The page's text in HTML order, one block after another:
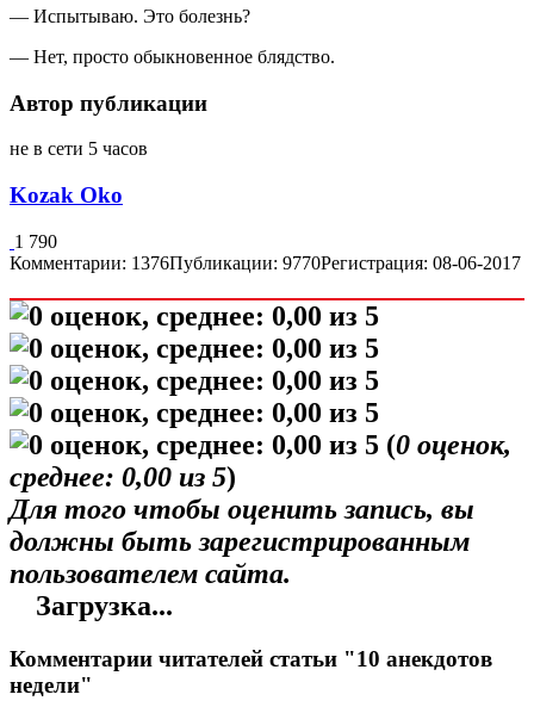
— Испытываю. Это болезнь?
— Нет, просто обыкновенное блядство.
Автор публикации
не в сети 5 часов
Kozak Oko
1 790
Комментарии: 1376Публикации: 9770Регистрация: 08-06-2017
(0 оценок,
среднее: 0,00 из 5)
Для того чтобы оценить запись, вы
должны быть зарегистрированным
пользователем сайта.
Загрузка...
Комментарии читателей статьи "10 анекдотов
недели"